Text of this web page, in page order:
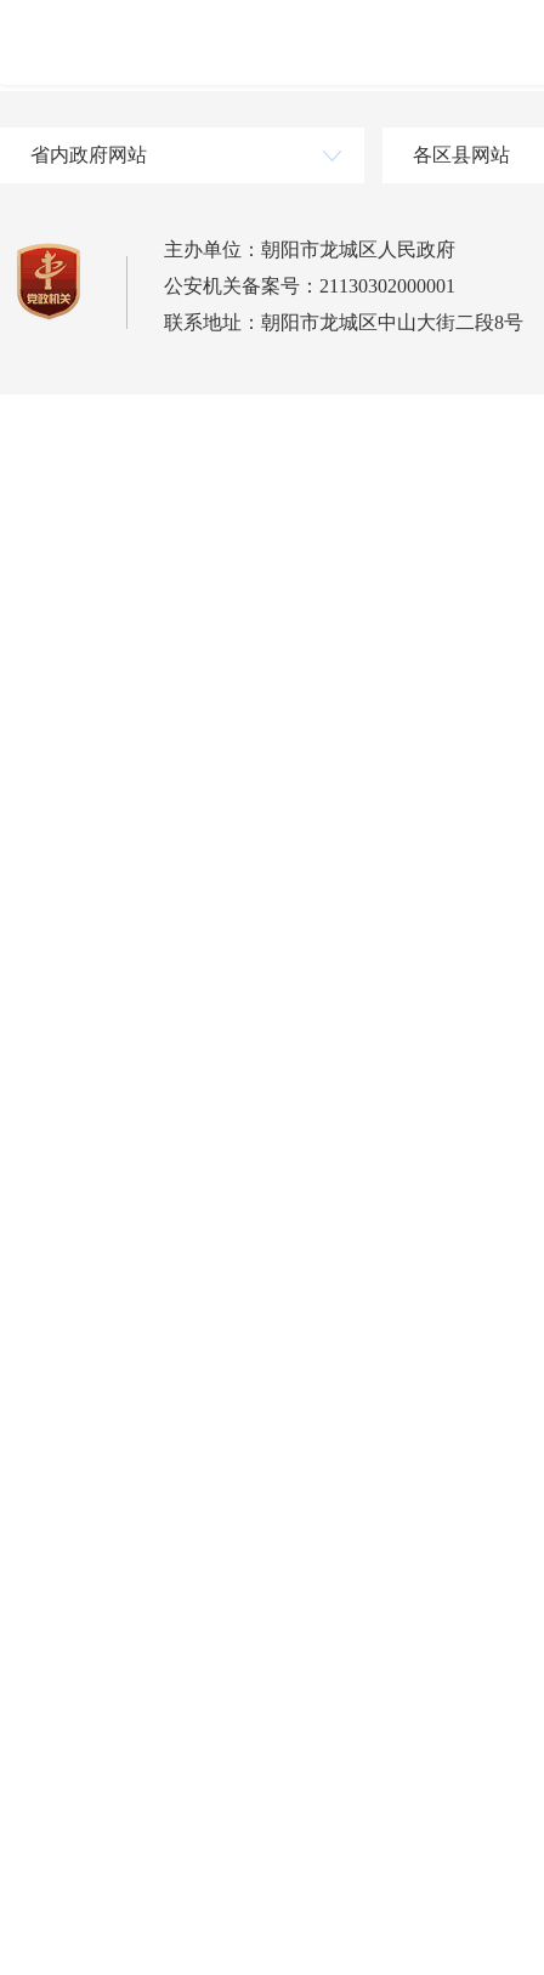
省内政府网站 各区县网站
主办单位：朝阳市龙城区人民政府
公安机关备案号：21130302000001
联系地址：朝阳市龙城区中山大街二段8号